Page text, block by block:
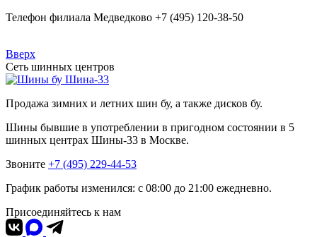
Телефон филиала Медведково +7 (495) 120-38-50
Вверх
Сеть шинных центров
Шина-33
Продажа зимних и летних шин бу, а также дисков бу.
Шины бывшие в употреблении в пригодном состоянии в 5
шинных центрах Шины-33 в Москве.
Звоните +7 (495) 229-44-53
График работы изменился: с 08:00 до 21:00 ежедневно.
Присоединяйтесь к нам